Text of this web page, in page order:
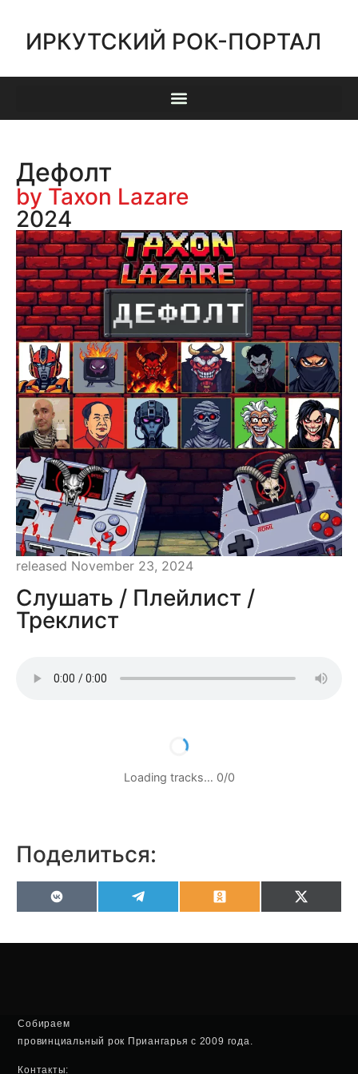
ИРКУТСКИЙ РОК-ПОРТАЛ
Дефолт
by Taxon Lazare
2024
released November 23, 2024
Слушать / Плейлист /
Треклист
Loading tracks… 0/0
Поделиться:
VK OdnoklassnikiX
Собираем
провинциальный рок Приангарья с 2009 года.
Контакты: